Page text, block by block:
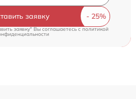
заявку
заявку" Вы соглашаетесь cполитикой